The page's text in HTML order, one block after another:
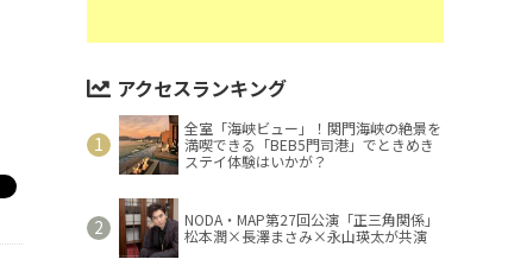
アクセスランキング
全室「海峡ビュー」！関門海峡の絶景を
満喫できる「BEB5門司港」でときめき
ステイ体験はいかが？
NODA・MAP第27回公演「正三角関係」
松本潤×長澤まさみ×永山瑛太が共演